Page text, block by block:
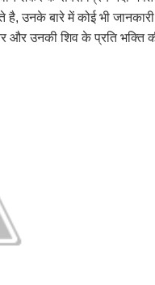
बारे में कोई भी जानकारी
उनकी शिव के प्रति भक्ति